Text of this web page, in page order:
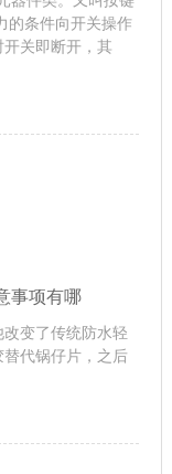
的条件向开关操作
关即断开，其
事项有哪
变了传统防水轻
代锅仔片，之后